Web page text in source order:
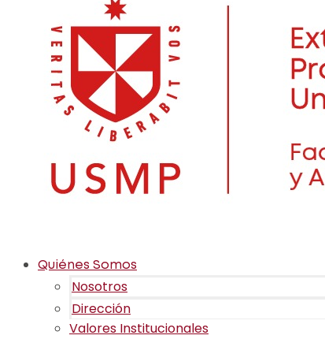
Quiénes Somos
Nosotros
Dirección
Valores Institucionales